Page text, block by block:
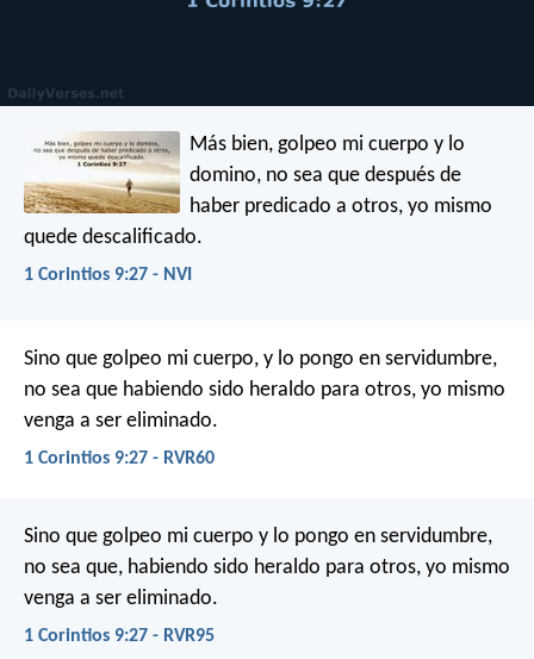
Más bien, golpeo mi cuerpo y lo
domino, no sea que después de
haber predicado a otros, yo mismo
quede descalificado.
1 Corintios 9:27 - NVI
Sino que golpeo mi cuerpo, y lo pongo en servidumbre,
no sea que habiendo sido heraldo para otros, yo mismo
venga a ser eliminado.
1 Corintios 9:27 - RVR60
Sino que golpeo mi cuerpo y lo pongo en servidumbre,
no sea que, habiendo sido heraldo para otros, yo mismo
venga a ser eliminado.
1 Corintios 9:27 - RVR95